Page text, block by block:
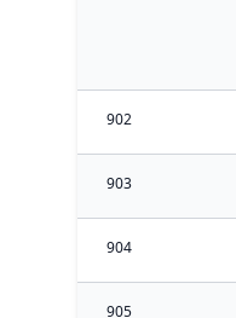
902
903
904
905